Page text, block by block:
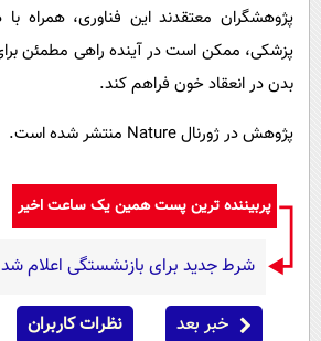
پژوهشگران معتقدند این فناوری، همراه
پزشکی، ممکن است در آینده راهی مطمئن
بدن در انعقاد خون فراهم کند.
پژوهش در ژورنال Nature منتشر شده است.
پربیننده ترین پست همین یک ساعت اخیر
شرط جدید برای بازنشستگی اعلام شد
خبر بعد نظرات کاربران